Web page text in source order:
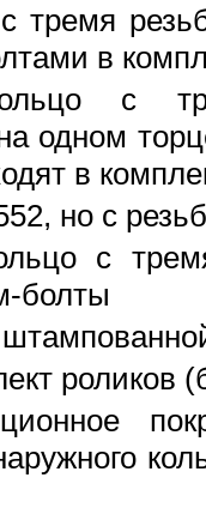
с тремя
в
с
одном
в
но с
с
болты
роликов